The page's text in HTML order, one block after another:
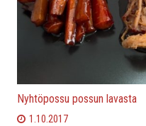
Nyhtöpossu possun lavasta
1.10.2017